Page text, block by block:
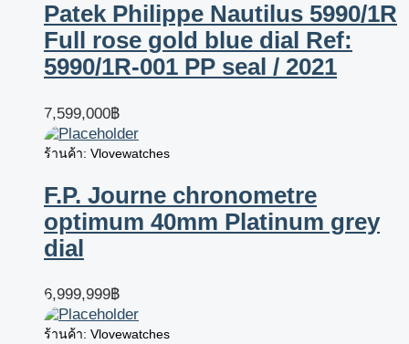
Patek Philippe Nautilus 5990/1R
Full rose gold blue dial Ref:
5990/1R-001 PP seal / 2021
7,599,000฿
ร้านค้า: Vlovewatches
F.P. Journe chronometre
optimum 40mm Platinum grey
dial
6,999,999฿
ร้านค้า: Vlovewatches